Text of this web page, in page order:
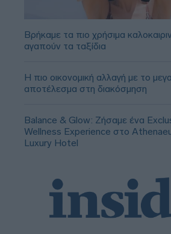
Βρήκαμε τα πιο χρήσιμα
αγαπούν τα ταξίδια
Η πιο οικονομική αλλαγή με το
αποτέλεσμα στη διακόσμηση
Balance & Glow: Ζήσαμε ένα
Wellness Experience στο
Luxury Hotel